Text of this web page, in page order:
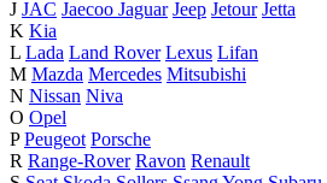
J JAC Jaecoo Jaguar Jeep Jetour Jetta
K Kia
L Lada Land Rover Lexus Lifan
M Mazda Mercedes Mitsubishi
N Nissan Niva
O Opel
P Peugeot Porsche
R Range-Rover Ravon Renault